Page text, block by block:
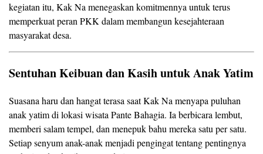
kegiatan itu, Kak Na menegaskan komitmennya untuk terus
memperkuat peran PKK dalam membangun kesejahteraan
masyarakat desa.
Sentuhan Keibuan dan Kasih untuk Anak Yatim
Suasana haru dan hangat terasa saat Kak Na menyapa puluhan
anak yatim di lokasi wisata Pante Bahagia. Ia berbicara lembut,
memberi salam tempel, dan menepuk bahu mereka satu per satu.
Setiap senyum anak-anak menjadi pengingat tentang pentingnya